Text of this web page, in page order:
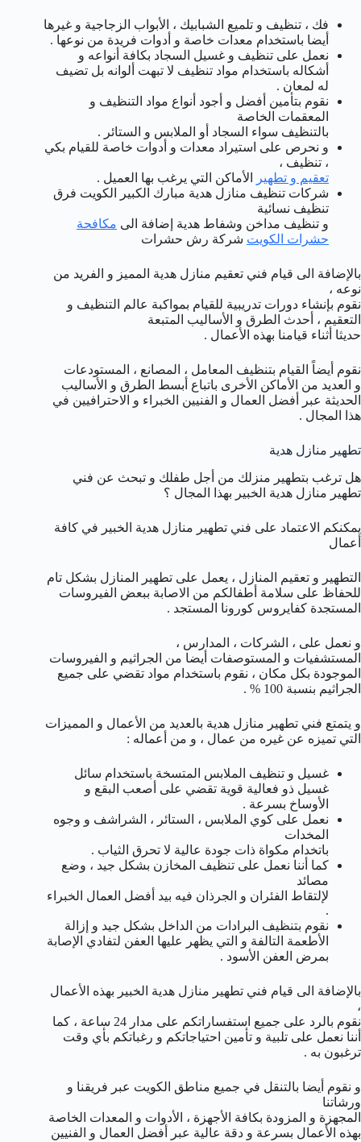
فك ، تنظيف و تلميع الشبابيك ، الأبواب الزجاجية و غيرها
أيضا باستخدام معدات خاصة و أدوات فريدة من نوعها .
نعمل على تنظيف و غسيل السجاد بكافة أنواعه و
أشكاله باستخدام مواد تنظيف لا تبهت ألوانه بل تضيف
له لمعان .
نقوم بتأمين أفضل و أجود أنواع مواد التنظيف و
المعقمات الخاصة
بالتنظيف سواء السجاد أو الملابس و الستائر .
و نحرص على استيراد معدات و أدوات خاصة للقيام بكي
، تنظيف ،
تعقيم و تطهير
الأماكن التي يرغب بها العميل .
شركات تنظيف منازل هدية مبارك الكبير الكويت فرق
تنظيف نسائية
و تنظيف مداخن وشفاط هدية إضافة الى مكافحة
حشرات الكويت شركة رش حشرات
بالإضافة الى قيام فني تعقيم منازل هدية المميز و الفريد من
نوعه ،
نقوم بإنشاء دورات تدريبية للقيام بمواكبة عالم التنظيف و
التعقيم ، أحدث الطرق و الأساليب المتبعة
حديثا أثناء قيامنا بهذه الأعمال .
نقوم أيضاً القيام بتنظيف المعامل ، المصانع ، المستودعات
و العديد من الأماكن الأخرى باتباع أبسط الطرق و الأساليب
الحديثة عبر أفضل العمال و الفنيين الخبراء و الاحترافيين في
هذا المجال .
تطهير منازل هدية
هل ترغب بتطهير منزلك من أجل طفلك و تبحث عن فني
تطهير منازل هدية الخبير بهذا المجال ؟
يمكنكم الاعتماد على فني تطهير منازل هدية الخبير في كافة
أعمال
التطهير و تعقيم المنازل ، يعمل على تطهير المنازل بشكل تام
للحفاظ على سلامة أطفالكم من الاصابة ببعض الفيروسات
المستجدة كفايروس كورونا المستجد .
و نعمل على ، الشركات ، المدارس ،
المستشفيات و المستوصفات أيضا من الجراثيم و الفيروسات
الموجودة بكل مكان ، نقوم باستخدام مواد تقضي على جميع
الجراثيم بنسبة 100 % .
و يتمتع فني تطهير منازل هدية بالعديد من الأعمال و المميزات
التي تميزه عن غيره من عمال ، و من أعماله :
غسيل و تنظيف الملابس المتسخة باستخدام سائل
غسيل ذو فعالية قوية تقضي على أصعب البقع و
الأوساخ بسرعة .
نعمل على كوي الملابس ، الستائر ، الشراشف و وجوه
المخدات
باتخدام مكواة ذات جودة عالية لا تحرق الثياب .
كما أننا نعمل على تنظيف المخازن بشكل جيد ، وضع
مصائد
لإلتقاط الفئران و الجرذان فيه بيد أفضل العمال الخبراء
.
نقوم بتنظيف البرادات من الداخل بشكل جيد و إزالة
الأطعمة التالفة و التي يظهر عليها العفن لتفادي الإصابة
بمرض العفن الأسود .
بالإضافة الى قيام فني تطهير منازل هدية الخبير بهذه الأعمال
،
نقوم بالرد على جميع استفساراتكم على مدار 24 ساعة ، كما
أننا نعمل على تلبية و تأمين احتياجاتكم و رغباتكم بأي وقت
ترغبون به .
و نقوم أيضا بالتنقل في جميع مناطق الكويت عبر فريقنا و
ورشاتنا
المجهزة و المزودة بكافة الأجهزة ، الأدوات و المعدات الخاصة
بهذه الأعمال بسرعة و دقة عالية عبر أفضل العمال و الفنيين